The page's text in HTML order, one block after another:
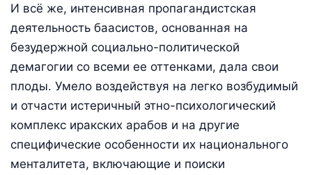
И всё же, интенсивная пропагандистская
деятельность баасистов, основанная на
безудержной социально-политической
демагогии со всеми ее оттенками, дала свои
плоды. Умело воздействуя на легко возбудимый
и отчасти истеричный этно-психологический
комплекс иракских арабов и на другие
специфические особенности их национального
менталитета, включающие и поиски